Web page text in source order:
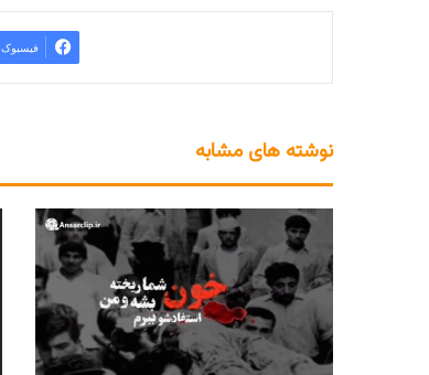
فیسبوک
نوشته های مشابه